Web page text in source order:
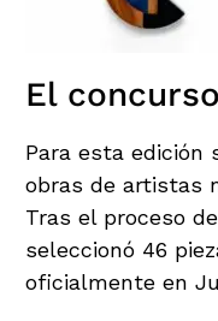
El
Para esta edición
obras de artistas
Tras el proceso
seleccionó 46
oficialmente en